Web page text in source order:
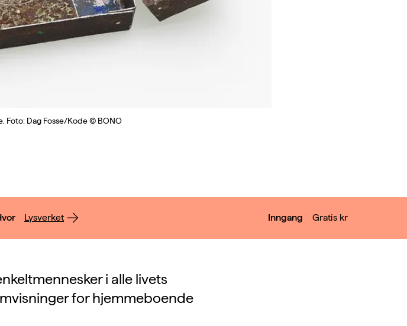
Foto: Dag Fosse/Kode © BONO
Lysverket Inngang Gratis kr
i alle livets
for hjemmeboende